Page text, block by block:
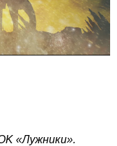
«Лужники».